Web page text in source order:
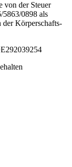
von der Steuer
5863/0898 als
der Körper­schafts­